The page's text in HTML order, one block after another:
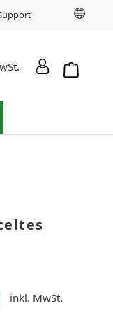
inkl. MwSt.